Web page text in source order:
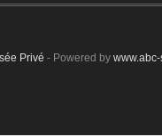
Privé - Powered by